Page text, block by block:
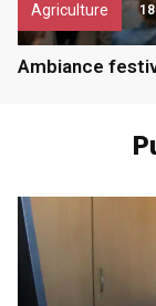
Agriculture
Ambiance